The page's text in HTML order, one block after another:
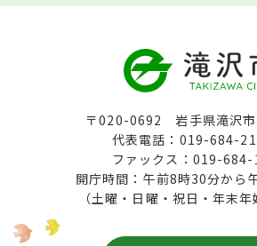
〒020-0692 岩手県滝沢市
代表電話：019-684-
ファックス：019-684-
開庁時間：午前8時30分から
（土曜・日曜・祝日・年末年